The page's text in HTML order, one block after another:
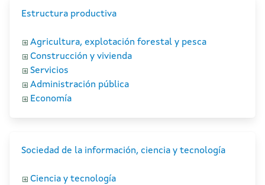
Estructura productiva
Agricultura, explotación forestal y pesca
Construcción y vivienda
Servicios
Administración pública
Economía
Sociedad de la información, ciencia y tecnología
Ciencia y tecnología